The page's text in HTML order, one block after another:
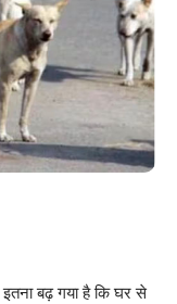
बढ़ गया है कि घर से